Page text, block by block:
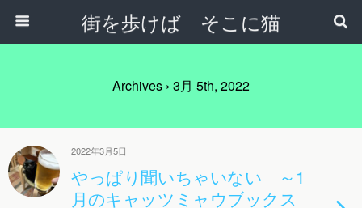
街を歩けば そこに猫
Archives › 3月 5th, 2022
2022年3月5日
やっぱり聞いちゃいない ～1
月のキャッツミャウブックス